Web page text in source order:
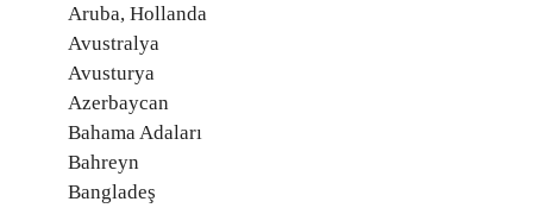
Aruba, Hollanda
Avustralya
Avusturya
Azerbaycan
Bahama Adaları
Bahreyn
Bangladeş